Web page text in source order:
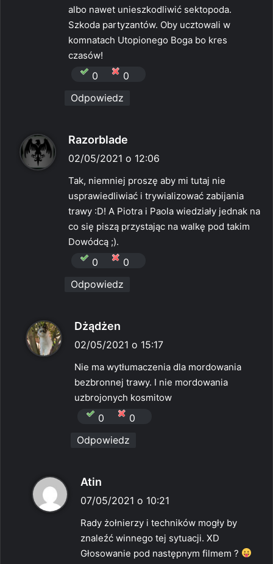
e
albo nawet unieszkodliwić sektopoda.
Szkoda partyzantów. Oby ucztowali w
komnatach Utopionego Boga bo kres
czasów!
0
0
Odpowiedz
Razorblade
i
z
e
:
02/05/2021 o 12:06
Tak, niemniej proszę aby mi tutaj nie
usprawiedliwiać i trywializować zabijania
trawy :D! A Piotra i Paola wiedziały jednak na
co się piszą przystając na walkę pod takim
Dowódcą ;).
0
0
Odpowiedz
Dżądżen
i
z
e
:
02/05/2021 o 15:17
Nie ma wytłumaczenia dla mordowania
bezbronnej trawy. I nie mordowania
uzbrojonych kosmitow
0
0
Odpowiedz
Atin
i
z
e
07/05/2021 o 10:21
Rady żołnierzy i techników mogły by
znaleźć winnego tej sytuacji. XD
Głosowanie pod następnym filmem ?